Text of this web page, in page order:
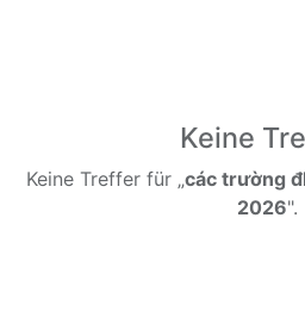
Keine
Keine Treffer für „các trường
2026".